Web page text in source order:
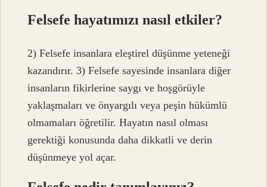
Felsefe hayatımızı nasıl etkiler?
2) Felsefe insanlara eleştirel düşünme yeteneği
kazandırır. 3) Felsefe sayesinde insanlara diğer
insanların fikirlerine saygı ve hoşgörüyle
yaklaşmaları ve önyargılı veya peşin hükümlü
olmamaları öğretilir. Hayatın nasıl olması
gerektiği konusunda daha dikkatli ve derin
düşünmeye yol açar.